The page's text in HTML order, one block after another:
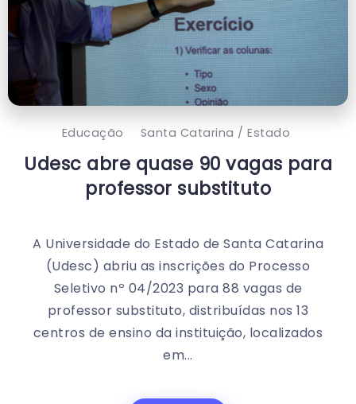
Educação Santa Catarina / Estado
Udesc abre quase 90 vagas para
professor substituto
A Universidade do Estado de Santa Catarina
(Udesc) abriu as inscrições do Processo
Seletivo nº 04/2023 para 88 vagas de
professor substituto, distribuídas nos 13
centros de ensino da instituição, localizados
em...